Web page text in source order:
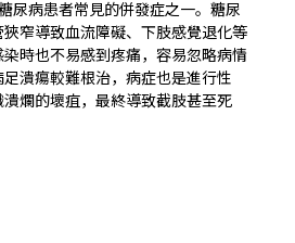
尿病患者常見的併發症之一。糖尿
窄導致血流障礙、下肢感覺退化等
時也不易感到疼痛，容易忽略病情
潰瘍較難根治，病症也是進行性
爛的壞疽，最終導致截肢甚至死